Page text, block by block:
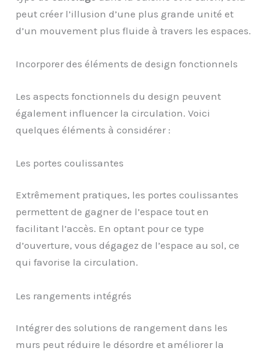
peut créer l’illusion d’une plus grande unité et
d’un mouvement plus fluide à travers les espaces.
Incorporer des éléments de design fonctionnels
Les aspects fonctionnels du design peuvent
également influencer la circulation. Voici
quelques éléments à considérer :
Les portes coulissantes
Extrêmement pratiques, les portes coulissantes
permettent de gagner de l’espace tout en
facilitant l’accès. En optant pour ce type
d’ouverture, vous dégagez de l’espace au sol, ce
qui favorise la circulation.
Les rangements intégrés
Intégrer des solutions de rangement dans les
murs peut réduire le désordre et améliorer la